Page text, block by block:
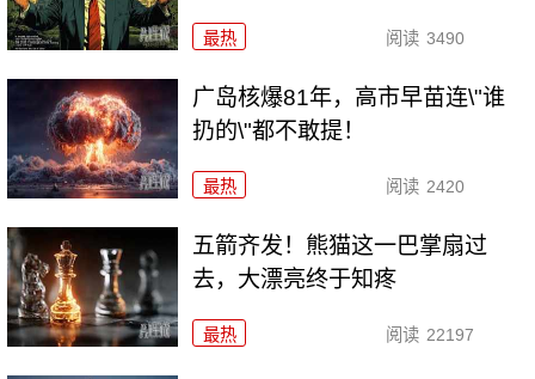
最热 阅读 3490
广岛核爆81年，高市早苗连\"谁
扔的\"都不敢提！
最热 阅读 2420
五箭齐发！熊猫这一巴掌扇过
去，大漂亮终于知疼
最热 阅读 22197